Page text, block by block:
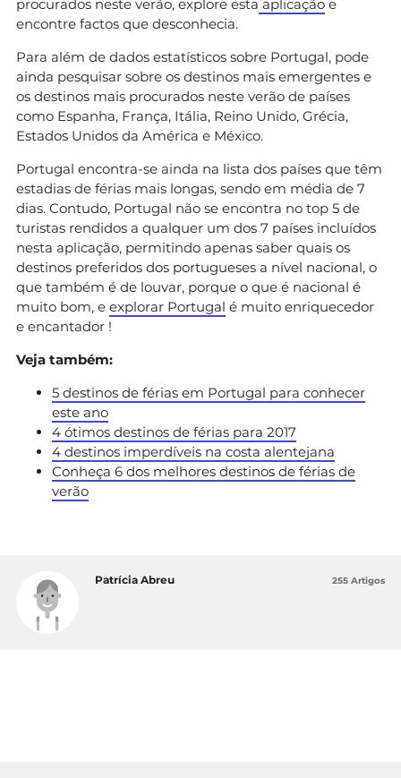
procurados neste verão, explore esta aplicação e
encontre factos que desconhecia.
Para além de dados estatísticos sobre Portugal, pode
ainda pesquisar sobre os destinos mais emergentes e
os destinos mais procurados neste verão de países
como Espanha, França, Itália, Reino Unido, Grécia,
Estados Unidos da América e México.
Portugal encontra-se ainda na lista dos países que têm
estadias de férias mais longas, sendo em média de 7
dias. Contudo, Portugal não se encontra no top 5 de
turistas rendidos a qualquer um dos 7 países incluídos
nesta aplicação, permitindo apenas saber quais os
destinos preferidos dos portugueses a nível nacional, o
que também é de louvar, porque o que é nacional é
muito bom, e explorar Portugal é muito enriquecedor
e encantador !
Veja também:
5 destinos de férias em Portugal para conhecer
este ano
4 ótimos destinos de férias para 2017
4 destinos imperdíveis na costa alentejana
Conheça 6 dos melhores destinos de férias de
verão
Patrícia Abreu 255 Artigos